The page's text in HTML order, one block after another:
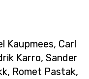
Kaupmees, Carl
Karro, Sander
Romet Pastak,